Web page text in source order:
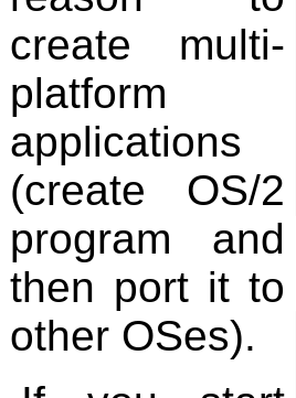
create multi-
platform
applications
(create OS/2
program and
then port it to
other OSes).